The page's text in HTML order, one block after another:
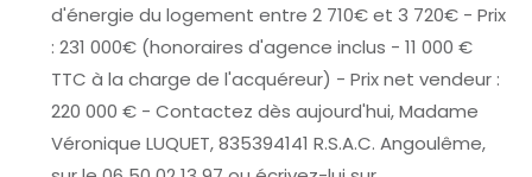
d'énergie du logement entre 2 710€ et 3 720€ - Prix
: 231 000€ (honoraires d'agence inclus - 11 000 €
TTC à la charge de l'acquéreur) - Prix net vendeur :
220 000 € - Contactez dès aujourd'hui, Madame
Véronique LUQUET, 835394141 R.S.A.C. Angoulême,